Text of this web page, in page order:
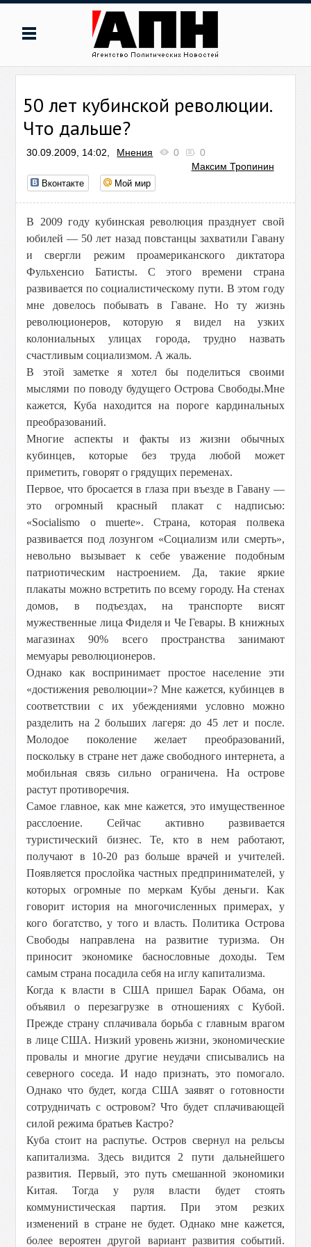
50 лет кубинской революции.
Что дальше?
30.09.2009, 14:02, Мнения 0
0
Максим Тропинин
Вконтакте Мой мир
В 2009 году кубинская революция празднует свой
юбилей — 50 лет назад повстанцы захватили Гавану
и свергли режим проамериканского диктатора
Фульхенсио Батисты. С этого времени страна
развивается по социалистическому пути. В этом году
мне довелось побывать в Гаване. Но ту жизнь
революционеров, которую я видел на узких
колониальных улицах города, трудно назвать
счастливым социализмом. А жаль.
В этой заметке я хотел бы поделиться своими
мыслями по поводу будущего Острова Свободы.Мне
кажется, Куба находится на пороге кардинальных
преобразований.
Многие аспекты и факты из жизни обычных
кубинцев, которые без труда любой может
приметить, говорят о грядущих переменах.
Первое, что бросается в глаза при въезде в Гавану —
это огромный красный плакат с надписью:
«Socialismo o muerte». Страна, которая полвека
развивается под лозунгом «Социализм или смерть»,
невольно вызывает к себе уважение подобным
патриотическим настроением. Да, такие яркие
плакаты можно встретить по всему городу. На стенах
домов, в подъездах, на транспорте висят
мужественные лица Фиделя и Че Гевары. В книжных
магазинах 90% всего пространства занимают
мемуары революционеров.
Однако как воспринимает простое население эти
«достижения революции»? Мне кажется, кубинцев в
соответствии с их убеждениями условно можно
разделить на 2 больших лагеря: до 45 лет и после.
Молодое поколение желает преобразований,
поскольку в стране нет даже свободного интернета, а
мобильная связь сильно ограничена. На острове
растут противоречия.
Самое главное, как мне кажется, это имущественное
расслоение. Сейчас активно развивается
туристический бизнес. Те, кто в нем работают,
получают в 10-20 раз больше врачей и учителей.
Появляется прослойка частных предпринимателей, у
которых огромные по меркам Кубы деньги. Как
говорит история на многочисленных примерах, у
кого богатство, у того и власть. Политика Острова
Свободы направлена на развитие туризма. Он
приносит экономике баснословные доходы. Тем
самым страна посадила себя на иглу капитализма.
Когда к власти в США пришел Барак Обама, он
объявил о перезагрузке в отношениях с Кубой.
Прежде страну сплачивала борьба с главным врагом
в лице США. Низкий уровень жизни, экономические
провалы и многие другие неудачи списывались на
северного соседа. И надо признать, это помогало.
Однако что будет, когда США заявят о готовности
сотрудничать с островом? Что будет сплачивающей
силой режима братьев Кастро?
Куба стоит на распутье. Остров свернул на рельсы
капитализма. Здесь видится 2 пути дальнейшего
развития. Первый, это путь смешанной экономики
Китая. Тогда у руля власти будет стоять
коммунистическая партия. При этом резких
изменений в стране не будет. Однако мне кажется,
более вероятен другой вариант развития событий.